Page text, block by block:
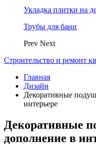
Укладка плитки на
Трубы для бани
Prev Next
Строительство и ремонт
Главная
Дизайн
Декоративные
интерьере
Декоративные
дополнение в